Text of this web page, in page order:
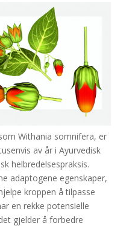
Withania somnifera, er
av år i Ayurvedisk
helbredelsespraksis.
adaptogene egenskaper,
kroppen å tilpasse
en rekke potensielle
gjelder å forbedre